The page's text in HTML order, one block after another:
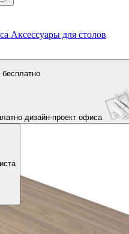
бесплатно
дизайн-проект офиса
Аксессуары для столов